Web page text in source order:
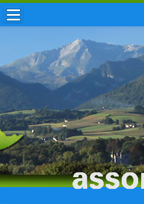
ACCUEIL / INFOS
MUNICIPALITÉ
VIE LOCALE
ENFANCE
TOURISME
HISTOIRE